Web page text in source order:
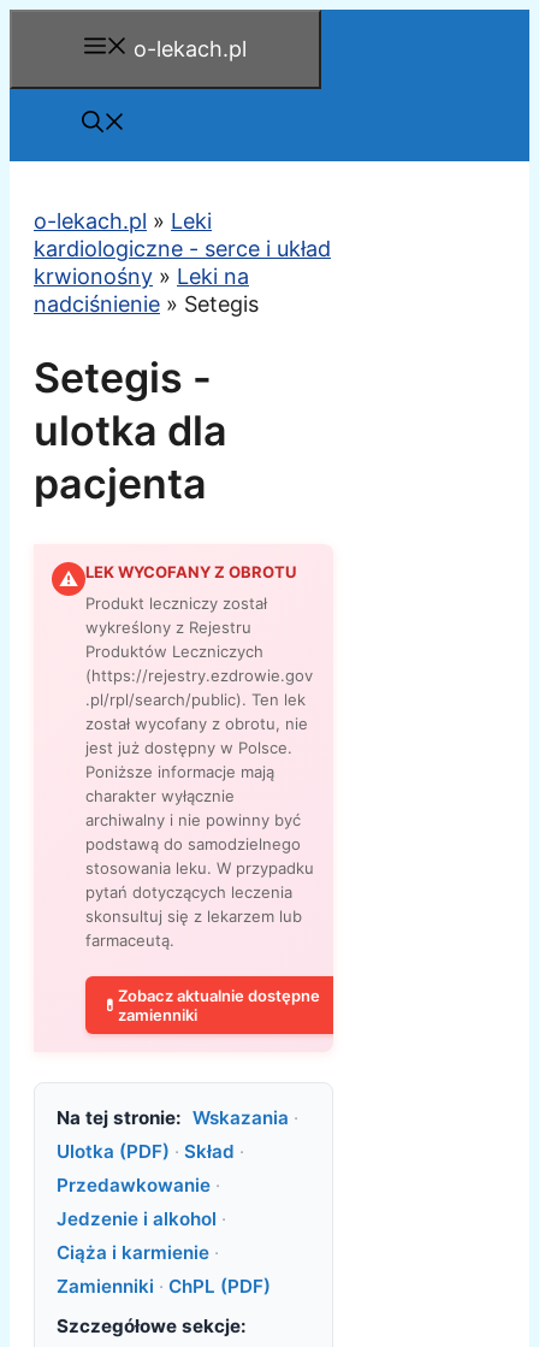
o-lekach.pl
o-lekach.pl » Leki
kardiologiczne - serce i układ
krwionośny » Leki na
nadciśnienie » Setegis
Setegis -
ulotka dla
pacjenta
⚠ LEK WYCOFANY Z OBROTU
Produkt leczniczy został
wykreślony z Rejestru
Produktów Leczniczych
(https://rejestry.ezdrowie.gov
.pl/rpl/search/public). Ten lek
został wycofany z obrotu, nie
jest już dostępny w Polsce.
Poniższe informacje mają
charakter wyłącznie
archiwalny i nie powinny być
podstawą do samodzielnego
stosowania leku. W przypadku
pytań dotyczących leczenia
skonsultuj się z lekarzem lub
farmaceutą.
💊 Zobacz aktualnie dostępne
zamienniki
Na tej stronie: Wskazania ·
Ulotka (PDF) · Skład ·
Przedawkowanie ·
Jedzenie i alkohol ·
Ciąża i karmienie ·
Zamienniki · ChPL (PDF)
Szczegółowe sekcje: